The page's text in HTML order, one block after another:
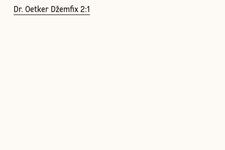
Dr. Oetker Džemfix 2:1